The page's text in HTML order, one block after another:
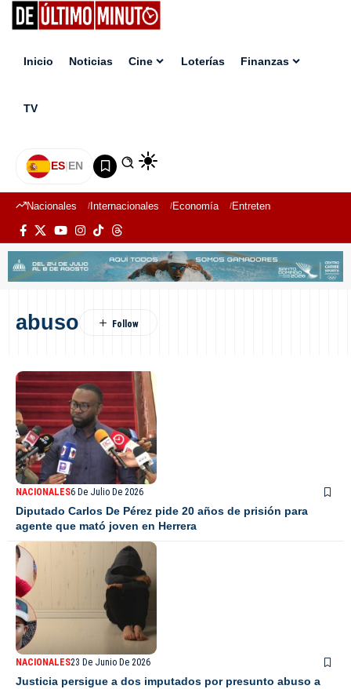
Inicio Noticias Cine Loterías Finanzas
TV
ES|EN
Nacionales Internacionales Economía Entretenimiento
abuso
NACIONALES6 De Julio De 2026
Diputado Carlos De Pérez pide 20 años de prisión para
agente que mató joven en Herrera
NACIONALES23 De Junio De 2026
Justicia persigue a dos imputados por presunto abuso a